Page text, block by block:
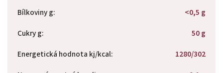
Bílkoviny g:
<0,5 g
Cukry g:
50 g
Energetická hodnota kj/kcal:
1280/302